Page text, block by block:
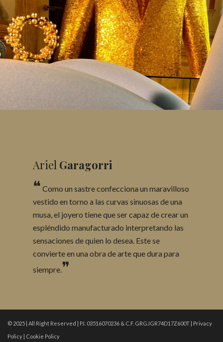
Ariel Garagorri
❝ Como un sastre confecciona un maravilloso
vestido en torno a las curvas sinuosas de una
musa, el joyero tiene que ser capaz de crear un
espléndido manufacturado interpretando las
sensaciones de quien lo desea. Este se
convierte en una obra de arte que dura para
siempre. ❞
© 2025 | All Right Reserved | P.I. 03516070236 & C.F. GRGJGR74D17Z600T | Privacy
Policy | Cookie Policy